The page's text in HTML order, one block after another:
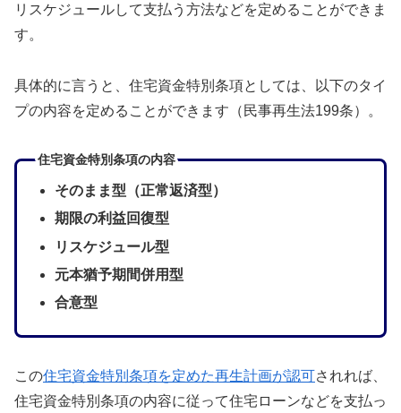
リスケジュールして支払う方法などを定めることができま
す。
具体的に言うと、住宅資金特別条項としては、以下のタイ
プの内容を定めることができます（民事再生法199条）。
住宅資金特別条項の内容
そのまま型（正常返済型）
期限の利益回復型
リスケジュール型
元本猶予期間併用型
合意型
この住宅資金特別条項を定めた再生計画が認可されれば、
住宅資金特別条項の内容に従って住宅ローンなどを支払っ